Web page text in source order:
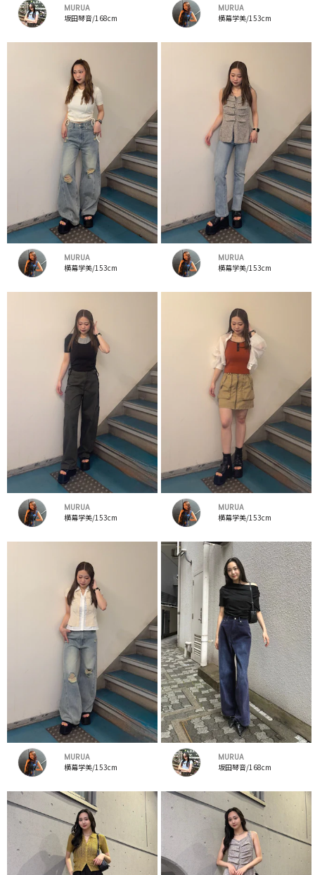
MURUA
坂田琴音/168cm
MURUA
横幕学美/153cm
MURUA
横幕学美/153cm
MURUA
横幕学美/153cm
MURUA
横幕学美/153cm
MURUA
横幕学美/153cm
MURUA
横幕学美/153cm
MURUA
坂田琴音/168cm